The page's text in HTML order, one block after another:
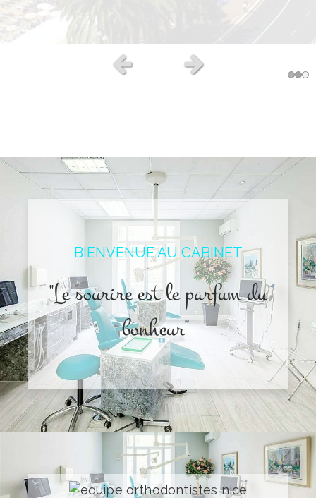
Slide précédentSlide suivant
BIENVENUE AU CABINET
"Le sourire est le parfum du
bonheur"